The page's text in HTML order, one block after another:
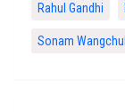
Rahul Gandhi
Sonam